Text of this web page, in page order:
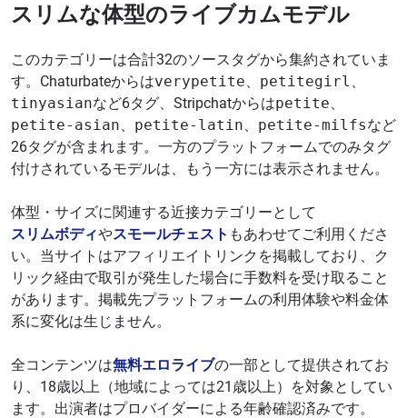
スリムな体型のライブカムモデル
このカテゴリーは合計32のソースタグから集約されていま
す。Chaturbateからはverypetite、 petitegirl 、
tinyasianなど6タグ、Stripchatからはpetite、
petite-asian、 petite-latin、 petite-milfsなど
26タグが含まれます。一方のプラットフォームでのみタグ
付けされているモデルは、もう一方には表示されません。
体型・サイズに関連する近接カテゴリーとして
スリムボディやスモールチェスト もあわせてご利用くださ
い。当サイトはアフィリエイトリンクを掲載しており、ク
リック経由で取引が発生した場合に手数料を受け取ること
があります。掲載先プラットフォームの利用体験や料金体
系に変化は生じません。
全コンテンツは無料エロライブの一部として提供されてお
り、18歳以上（地域によっては21歳以上）を対象としてい
ます。出演者はプロバイダーによる年齢確認済みです。